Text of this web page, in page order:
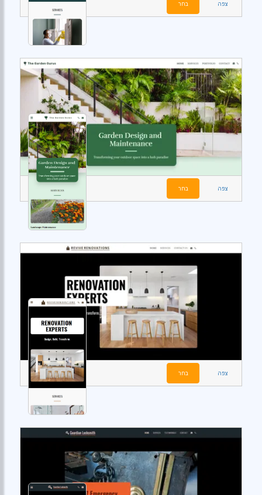
צפה בחר
צפה בחר
צפה בחר